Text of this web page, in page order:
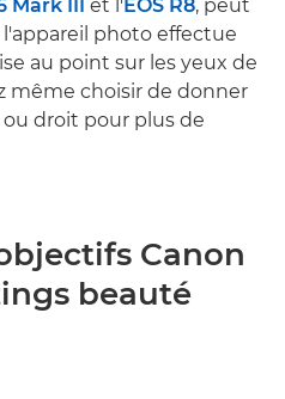
Mark III et l'EOS R8, peut
photo effectue
au point sur les yeux de
même choisir de donner
droit pour plus de
Canon
beauté